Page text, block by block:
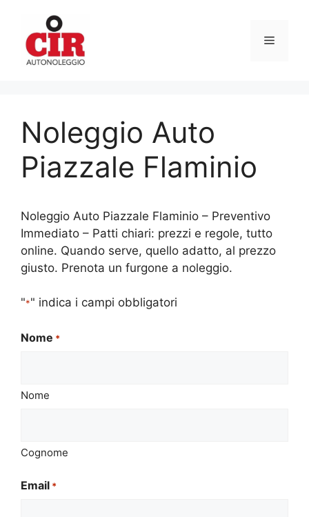
contenuto
Menu
Noleggio Auto
Piazzale Flaminio
Noleggio Auto Piazzale Flaminio – Preventivo
Immediato – Patti chiari: prezzi e regole, tutto
online. Quando serve, quello adatto, al prezzo
giusto. Prenota un furgone a noleggio.
"*" indica i campi obbligatori
Nome *
Nome
Cognome
Email *